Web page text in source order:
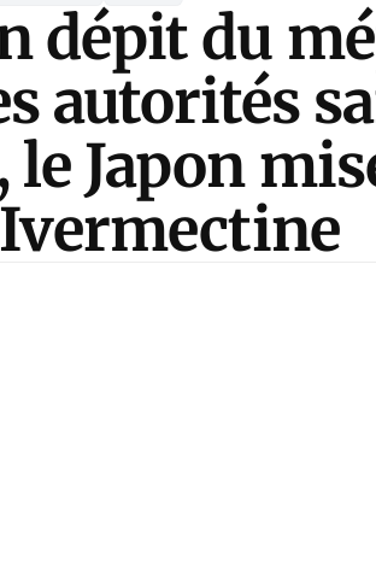
dépit du
autorités
Japon